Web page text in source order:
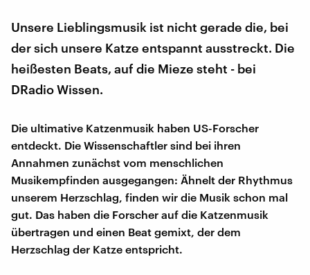
Unsere Lieblingsmusik ist nicht gerade die, bei
der sich unsere Katze entspannt ausstreckt. Die
heißesten Beats, auf die Mieze steht - bei
DRadio Wissen.
Die ultimative Katzenmusik haben US-Forscher
entdeckt. Die Wissenschaftler sind bei ihren
Annahmen zunächst vom menschlichen
Musikempfinden ausgegangen: Ähnelt der Rhythmus
unserem Herzschlag, finden wir die Musik schon mal
gut. Das haben die Forscher auf die Katzenmusik
übertragen und einen Beat gemixt, der dem
Herzschlag der Katze entspricht.